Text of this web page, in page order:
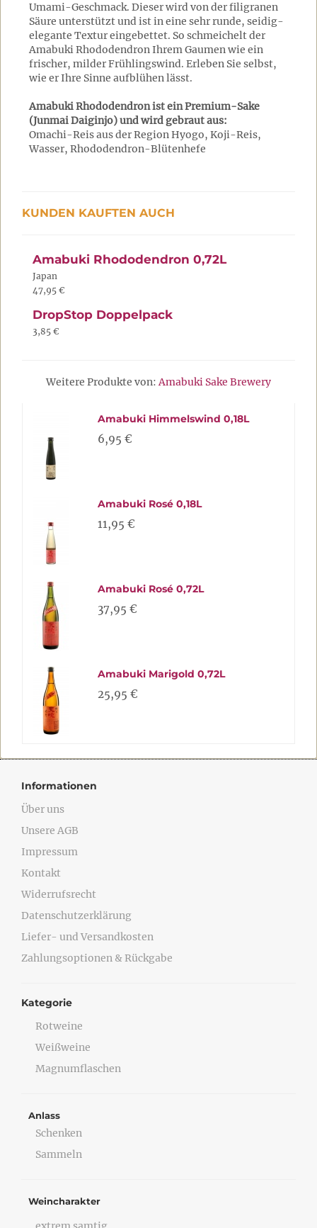
Umami-Geschmack. Dieser wird von der filigranen
Säure unterstützt und ist in eine sehr runde, seidig-
elegante Textur eingebettet. So schmeichelt der
Amabuki Rhododendron Ihrem Gaumen wie ein
frischer, milder Frühlingswind. Erleben Sie selbst,
wie er Ihre Sinne aufblühen lässt.
Amabuki Rhododendron ist ein Premium-Sake
(Junmai Daiginjo) und wird gebraut aus:
Omachi-Reis aus der Region Hyogo, Koji-Reis,
Wasser, Rhododendron-Blütenhefe
KUNDEN KAUFTEN AUCH
Amabuki Rhododendron 0,72L
Japan
47,95 €
DropStop Doppelpack
3,85 €
Weitere Produkte von:Amabuki Sake Brewery
Amabuki Himmelswind 0,18L
6,95 €
Amabuki Rosé 0,18L
11,95 €
Amabuki Rosé 0,72L
37,95 €
Amabuki Marigold 0,72L
25,95 €
Informationen
Über uns
Unsere AGB
Impressum
Kontakt
Widerrufsrecht
Datenschutzerklärung
Liefer- und Versandkosten
Zahlungsoptionen & Rückgabe
Kategorie
Rotweine
Weißweine
Magnumflaschen
Anlass
Schenken
Sammeln
Weincharakter